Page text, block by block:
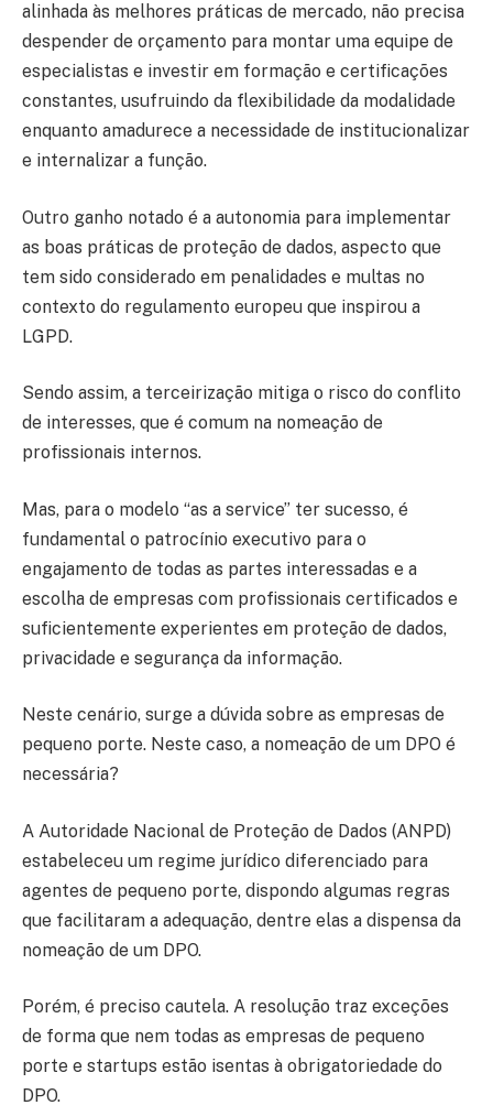
alinhada às melhores práticas de mercado, não precisa
despender de orçamento para montar uma equipe de
especialistas e investir em formação e certificações
constantes, usufruindo da flexibilidade da modalidade
enquanto amadurece a necessidade de institucionalizar
e internalizar a função.
Outro ganho notado é a autonomia para implementar
as boas práticas de proteção de dados, aspecto que
tem sido considerado em penalidades e multas no
contexto do regulamento europeu que inspirou a
LGPD.
Sendo assim, a terceirização mitiga o risco do conflito
de interesses, que é comum na nomeação de
profissionais internos.
Mas, para o modelo “as a service” ter sucesso, é
fundamental o patrocínio executivo para o
engajamento de todas as partes interessadas e a
escolha de empresas com profissionais certificados e
suficientemente experientes em proteção de dados,
privacidade e segurança da informação.
Neste cenário, surge a dúvida sobre as empresas de
pequeno porte. Neste caso, a nomeação de um DPO é
necessária?
A Autoridade Nacional de Proteção de Dados (ANPD)
estabeleceu um regime jurídico diferenciado para
agentes de pequeno porte, dispondo algumas regras
que facilitaram a adequação, dentre elas a dispensa da
nomeação de um DPO.
Porém, é preciso cautela. A resolução traz exceções
de forma que nem todas as empresas de pequeno
porte e startups estão isentas à obrigatoriedade do
DPO.